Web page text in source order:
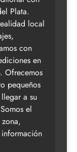
Plata.
local
con
en
Ofrecemos
pequeños
a su
el